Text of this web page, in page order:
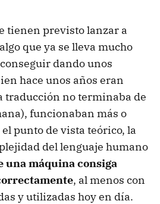
tienen previsto lanzar a
que ya se lleva mucho
dando unos
hace unos años eran
traducción no terminaba de
funcionaban más o
punto de vista teórico, la
del lenguaje humano
una máquina consiga
, al menos con
y utilizadas hoy en día.